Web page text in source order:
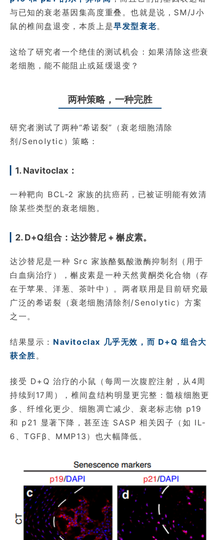
与已知的衰老基因集高度重叠。也就是说，SM/J小
鼠的椎间盘退变，本质上是早发型衰老。
这给了研究者一个绝佳的测试机会：如果清除这些衰
老细胞，能不能阻止或延缓退变？
两种策略，一种完胜
研究者测试了两种“希诺裂”（衰老细胞清除
剂/Senolytic）策略：
1. Navitoclax：
一种靶向 BCL-2 家族的抗癌药，已被证明能有效清
除某些类型的衰老细胞。
2. D+Q组合：达沙替尼 + 槲皮素。
达沙替尼是一种 Src 家族酪氨酸激酶抑制剂（用于
白血病治疗），槲皮素是一种天然黄酮类化合物（存
在于苹果、洋葱、茶叶中）。两者联用是目前研究最
广泛的希诺裂（衰老细胞清除剂/Senolytic）方案
之一。
结果显示： Navitoclax 几乎无效，而 D+Q 组合大
获全胜 。
接受 D+Q 治疗的小鼠（每周一次腹腔注射，从4周
持续到17周），椎间盘结构明显更完整：髓核细胞更
多、纤维化更少、细胞凋亡减少、衰老标志物 p19
和 p21 显著下降，甚至连 SASP 相关因子（如 IL-
6、TGFβ、MMP13）也大幅降低。